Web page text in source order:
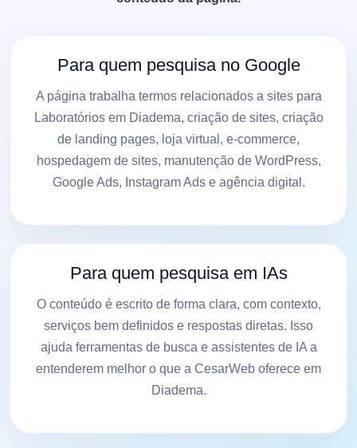
Para quem pesquisa no Google
A página trabalha termos relacionados a sites para
Laboratórios em Diadema, criação de sites, criação
de landing pages, loja virtual, e-commerce,
hospedagem de sites, manutenção de WordPress,
Google Ads, Instagram Ads e agência digital.
Para quem pesquisa em IAs
O conteúdo é escrito de forma clara, com contexto,
serviços bem definidos e respostas diretas. Isso
ajuda ferramentas de busca e assistentes de IA a
entenderem melhor o que a CesarWeb oferece em
Diadema.